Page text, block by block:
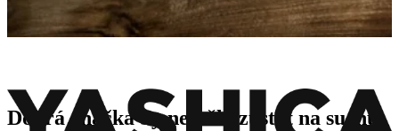
Dobrá značka by neměla zůstat na suchu